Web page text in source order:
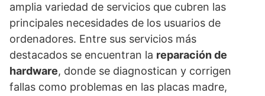
amplia variedad de servicios que cubren las
principales necesidades de los usuarios de
ordenadores. Entre sus servicios más
destacados se encuentran la reparación de
hardware, donde se diagnostican y corrigen
fallas como problemas en las placas madre,